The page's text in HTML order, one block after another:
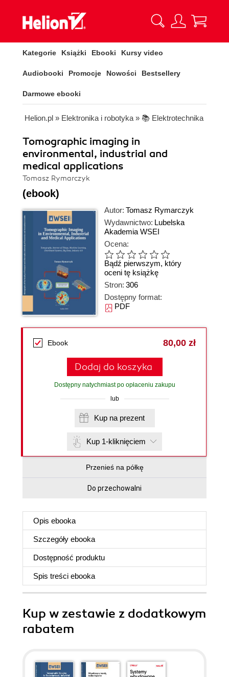
Kategorie Książki Ebooki Kursy video
Audiobooki Promocje Nowości Bestsellery
Darmowe ebooki
Helion.pl » Elektronika i robotyka » 📚 Elektrotechnika
Tomographic imaging in
environmental, industrial and
medical applications
Tomasz Rymarczyk
(ebook)
Autor: Tomasz Rymarczyk
Wydawnictwo: Lubelska
Akademia WSEI
Ocena:
Bądź pierwszym, który
oceni tę książkę
Stron: 306
Dostępny format:
PDF
Ebook 80,00 zł
Dodaj do koszyka
Dostępny natychmiast po opłaceniu zakupu
lub
Kup na prezent
Kup 1-kliknięciem
Przenieś na półkę
Do przechowalni
Opis ebooka
Szczegóły ebooka
Dostępność produktu
Spis treści ebooka
Kup w zestawie z dodatkowym
rabatem